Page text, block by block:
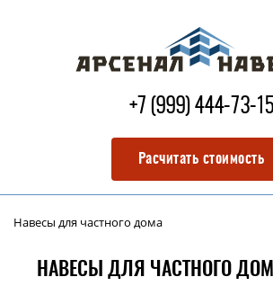
+7 (999) 444-73-15
Расчитать стоимость
Навесы для частного дома
НАВЕСЫ ДЛЯ ЧАСТНОГО